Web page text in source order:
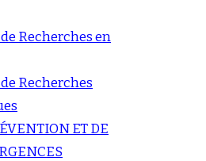
Recherches en
Recherches
ET DE